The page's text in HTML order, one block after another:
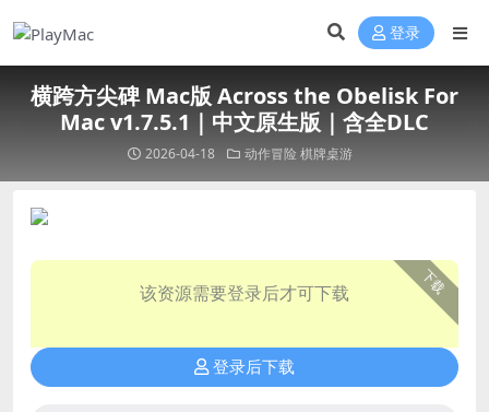
登录
横跨方尖碑 Mac版 Across the Obelisk For
Mac v1.7.5.1｜中文原生版｜含全DLC
2026-04-18 动作冒险棋牌桌游
下载
该资源需要登录后才可下载
登录后下载